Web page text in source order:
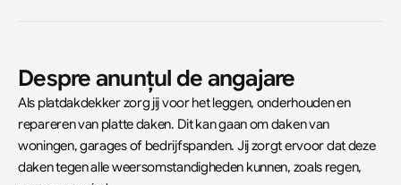
Despre anunțul de angajare
Als platdakdekker zorg jij voor het leggen, onderhouden en
repareren van platte daken. Dit kan gaan om daken van
woningen, garages of bedrijfspanden. Jij zorgt ervoor dat deze
daken tegen alle weersomstandigheden kunnen, zoals regen,